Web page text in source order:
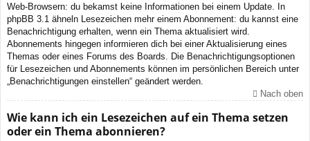
Web-Browsern: du bekamst keine Informationen bei einem Update. In
phpBB 3.1 ähneln Lesezeichen mehr einem Abonnement: du kannst eine
Benachrichtigung erhalten, wenn ein Thema aktualisiert wird.
Abonnements hingegen informieren dich bei einer Aktualisierung eines
Themas oder eines Forums des Boards. Die Benachrichtigungsoptionen
für Lesezeichen und Abonnements können im persönlichen Bereich unter
„Benachrichtigungen einstellen“ geändert werden.
Nach oben
Wie kann ich ein Lesezeichen auf ein Thema setzen
oder ein Thema abonnieren?